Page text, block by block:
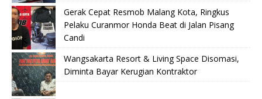
Gerak Cepat Resmob Malang Kota, Ringkus
Pelaku Curanmor Honda Beat di Jalan Pisang
Candi
Wangsakarta Resort & Living Space Disomasi,
Diminta Bayar Kerugian Kontraktor